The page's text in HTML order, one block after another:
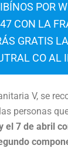
POR
CON LA
GRATIS
CO AL
V, se
personas
el 7 de abril